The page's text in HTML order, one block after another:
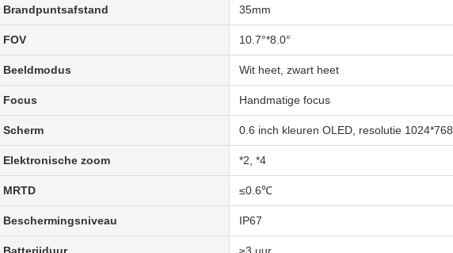
Brandpuntsafstand 35mm
FOV 10.7°*8.0°
Beeldmodus Wit heet, zwart heet
Focus Handmatige focus
Scherm 0.6 inch kleuren OLED, resolutie 1024*768
Elektronische zoom *2, *4
MRTD ≤0.6℃
Beschermingsniveau IP67